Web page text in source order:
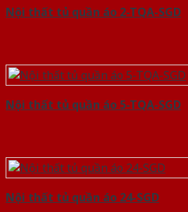
Nội thất tủ quần áo 2-TQA-SGD
Nội thất tủ quần áo 5-TQA-SGD
Nội thất tủ quần áo 24-SGD